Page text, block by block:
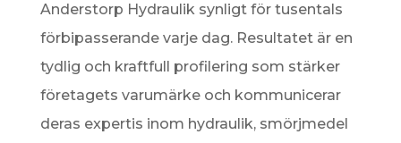
Anderstorp Hydraulik synligt för tusentals
förbipasserande varje dag. Resultatet är en
tydlig och kraftfull profilering som stärker
företagets varumärke och kommunicerar
deras expertis inom hydraulik, smörjmedel